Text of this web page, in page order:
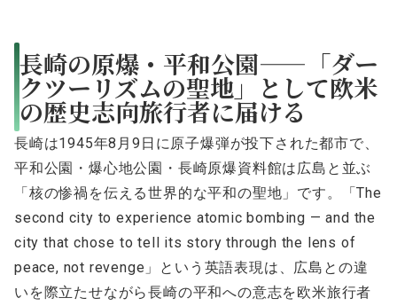
長崎の原爆・平和公園——「ダー
クツーリズムの聖地」として欧米
の歴史志向旅行者に届ける
長崎は1945年8月9日に原子爆弾が投下された都市で、
平和公園・爆心地公園・長崎原爆資料館は広島と並ぶ
「核の惨禍を伝える世界的な平和の聖地」です。「The
second city to experience atomic bombing — and the
city that chose to tell its story through the lens of
peace, not revenge」という英語表現は、広島との違
いを際立たせながら長崎の平和への意志を欧米旅行者